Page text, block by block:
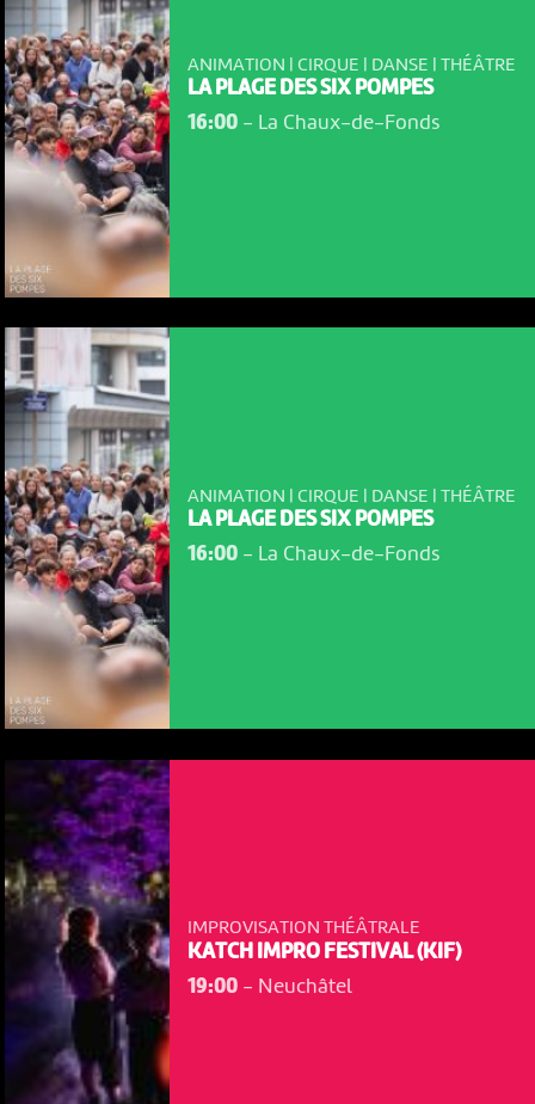
ANIMATION | CIRQUE | DANSE | THÉÂTRE
LA PLAGE DES SIX POMPES
16:00- La Chaux-de-Fonds
ANIMATION | CIRQUE | DANSE | THÉÂTRE
LA PLAGE DES SIX POMPES
16:00- La Chaux-de-Fonds
IMPROVISATION THÉÂTRALE
KATCH IMPRO FESTIVAL (KIF)
19:00- Neuchâtel